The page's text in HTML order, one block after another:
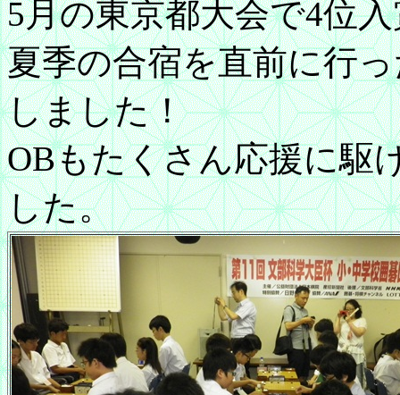
5月の東京都大会で4位
夏季の合宿を直前に行
しました！
OBもたくさん応援に駆
した。